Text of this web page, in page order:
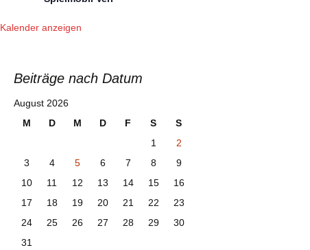
Kalender anzeigen
Beiträge nach Datum
August 2026
M
D M D F S
S
1
2
3
4 5 6 7 8
9
10
11 12 13 14 15
16
17
18 19 20 21 22
23
24
25 26 27 28 29
30
31